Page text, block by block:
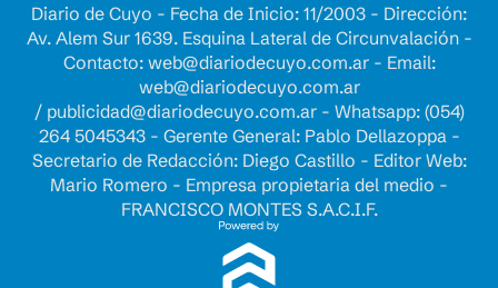
Diario de Cuyo - Fecha de Inicio: 11/2003 - Dirección:
Av. Alem Sur 1639. Esquina Lateral de Circunvalación -
Contacto: web@diariodecuyo.com.ar- Email:
web@diariodecuyo.com.ar
/ publicidad@diariodecuyo.com.ar- Whatsapp: (054)
264 5045343 - Gerente General: Pablo Dellazoppa -
Secretario de Redacción: Diego Castillo - Editor Web:
Mario Romero - Empresa propietaria del medio -
FRANCISCO MONTES S.A.C.I.F.